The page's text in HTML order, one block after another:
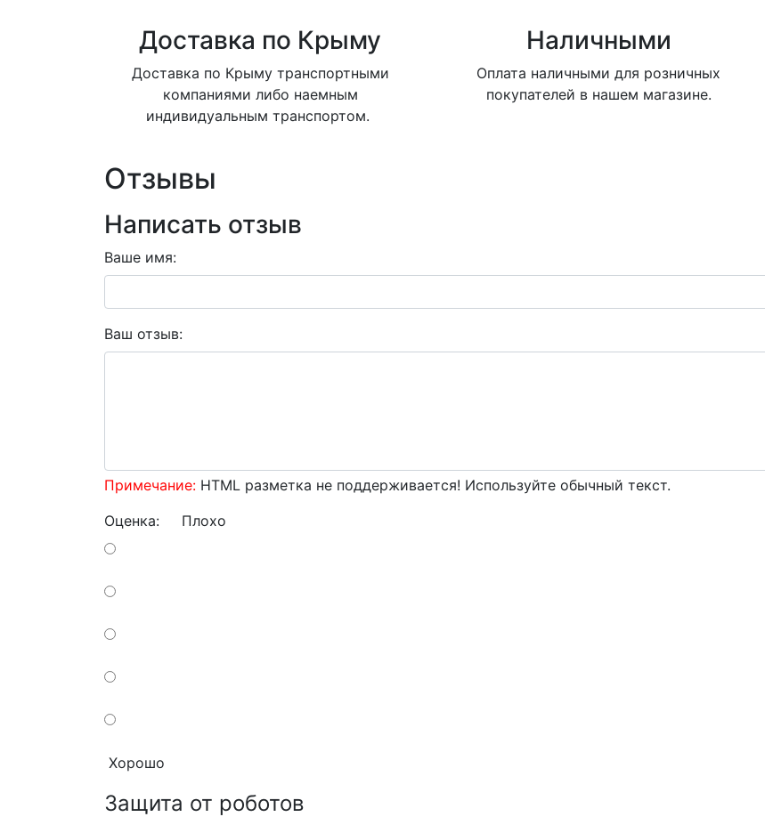
Доставка по Крыму
Доставка по Крыму транспортными
компаниями либо наемным
индивидуальным транспортом.
Наличными
Оплата наличными для розничных
покупателей в нашем магазине.
Отзывы
Написать отзыв
Ваше имя:
Ваш отзыв:
Примечание: HTML разметка не поддерживается! Используйте обычный текст.
Оценка: Плохо
Хорошо
Защита от роботов